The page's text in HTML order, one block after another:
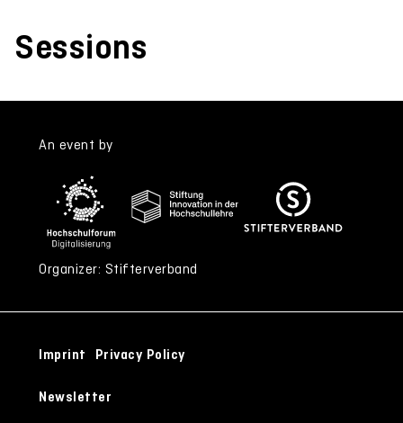
Sessions
An event by
Organizer: Stifterverband
Imprint Privacy Policy
Newsletter